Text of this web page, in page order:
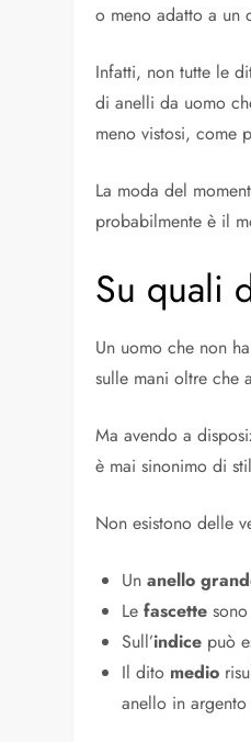
o meno adatto a un
Infatti, non tutte le
di anelli da uomo
meno vistosi, come
La moda del
probabilmente è il
Su quali
Un uomo che non
sulle mani oltre che
Ma avendo a
è mai sinonimo di
Non esistono delle
Unanello
Lefascette
Sull’indice può
Il dito medio
anello in